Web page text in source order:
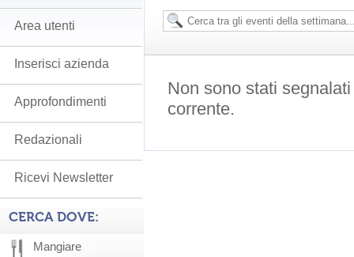
Non sono stati
corrente.
Area utenti
Inserisci azienda
Approfondimenti
Redazionali
Ricevi Newsletter
CERCA DOVE:
Mangiare